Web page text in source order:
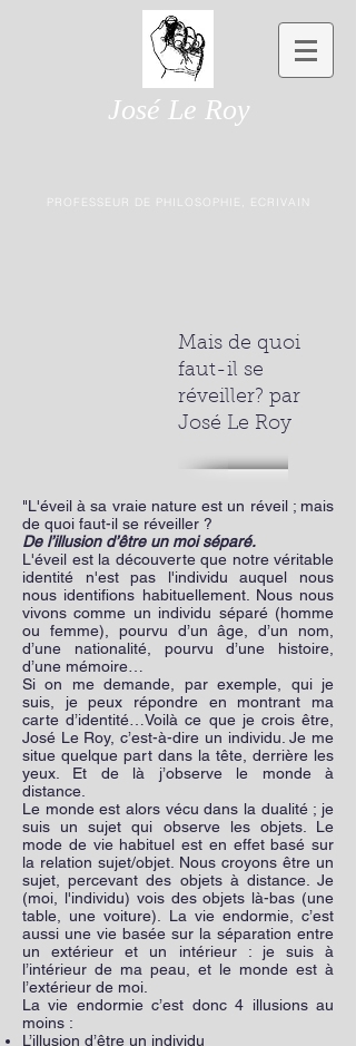
José Le Roy
PROFESSEUR DE PHILOSOPHIE, ECRIVAIN
Mais de quoi
faut-il se
réveiller? par
José Le Roy
"L'éveil à sa vraie nature est un réveil ; mais
de quoi faut-il se réveiller ?
De l’illusion d’être un moi séparé.
L'éveil est la découverte que notre véritable
identité n'est pas l'individu auquel nous
nous identifions habituellement. Nous nous
vivons comme un individu séparé (homme
ou femme), pourvu d’un âge, d’un nom,
d’une nationalité, pourvu d’une histoire,
d’une mémoire…
Si on me demande, par exemple, qui je
suis, je peux répondre en montrant ma
carte d’identité…Voilà ce que je crois être,
José Le Roy, c’est-à-dire un individu. Je me
situe quelque part dans la tête, derrière les
yeux. Et de là j’observe le monde à
distance.
Le monde est alors vécu dans la dualité ; je
suis un sujet qui observe les objets. Le
mode de vie habituel est en effet basé sur
la relation sujet/objet. Nous croyons être un
sujet, percevant des objets à distance. Je
(moi, l'individu) vois des objets là-bas (une
table, une voiture). La vie endormie, c’est
aussi une vie basée sur la séparation entre
un extérieur et un intérieur : je suis à
l’intérieur de ma peau, et le monde est à
l’extérieur de moi.
La vie endormie c’est donc 4 illusions au
moins :
L’illusion d’être un individu